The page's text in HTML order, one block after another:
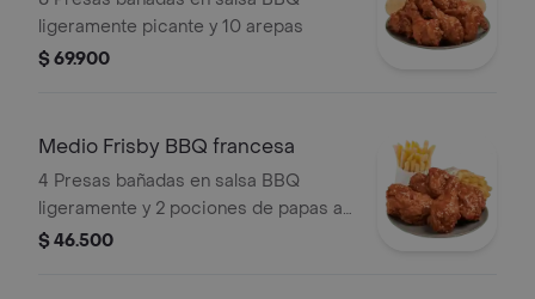
ligeramente picante y 10 arepas
$ 69.900
Medio Frisby BBQ francesa
4 Presas bañadas en salsa BBQ
ligeramente y 2 pociones de papas a
la francesa mediana (60 g und)
$ 46.500